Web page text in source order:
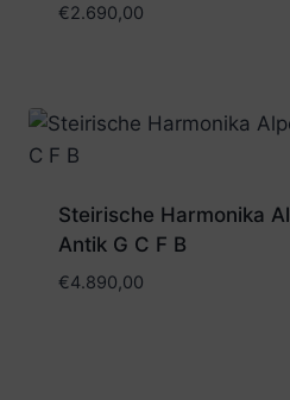
€2.690,00
Steirische Harmonika
Antik G C F B
€4.890,00